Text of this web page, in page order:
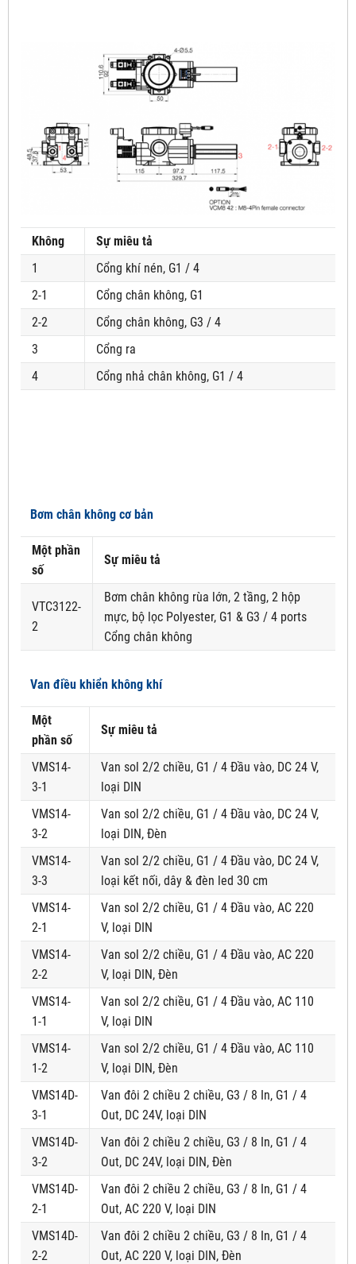
Không
Sự miêu tả
1
Cổng khí nén, G1 / 4
2-1
Cổng chân không, G1
2-2
Cổng chân không, G3 / 4
3
Cổng ra
4
Cổng nhả chân không, G1 / 4
Bơm chân không cơ bản
Một phần
số
Sự miêu tả
VTC3122-
2
Bơm chân không rùa lớn, 2 tầng, 2 hộp
mực, bộ lọc Polyester, G1 & G3 / 4 ports
Cổng chân không
Van điều khiển không khí
Một
phần số
Sự miêu tả
VMS14-
3-1
Van sol 2/2 chiều, G1 / 4 Đầu vào, DC 24 V,
loại DIN
VMS14-
3-2
Van sol 2/2 chiều, G1 / 4 Đầu vào, DC 24 V,
loại DIN, Đèn
VMS14-
3-3
Van sol 2/2 chiều, G1 / 4 Đầu vào, DC 24 V,
loại kết nối, dây & đèn led 30 cm
VMS14-
2-1
Van sol 2/2 chiều, G1 / 4 Đầu vào, AC 220
V, loại DIN
VMS14-
2-2
Van sol 2/2 chiều, G1 / 4 Đầu vào, AC 220
V, loại DIN, Đèn
VMS14-
1-1
Van sol 2/2 chiều, G1 / 4 Đầu vào, AC 110
V, loại DIN
VMS14-
1-2
Van sol 2/2 chiều, G1 / 4 Đầu vào, AC 110
V, loại DIN, Đèn
VMS14D-
3-1
Van đôi 2 chiều 2 chiều, G3 / 8 In, G1 / 4
Out, DC 24V, loại DIN
VMS14D-
3-2
Van đôi 2 chiều 2 chiều, G3 / 8 In, G1 / 4
Out, DC 24V, loại DIN, Đèn
VMS14D-
2-1
Van đôi 2 chiều 2 chiều, G3 / 8 In, G1 / 4
Out, AC 220 V, loại DIN
VMS14D-
2-2
Van đôi 2 chiều 2 chiều, G3 / 8 In, G1 / 4
Out, AC 220 V, loại DIN, Đèn